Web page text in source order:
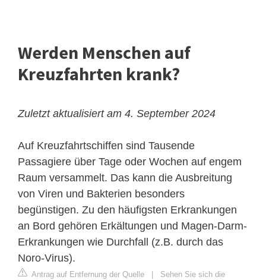
Werden Menschen auf
Kreuzfahrten krank?
Zuletzt aktualisiert am 4. September 2024
Auf Kreuzfahrtschiffen sind Tausende
Passagiere über Tage oder Wochen auf engem
Raum versammelt. Das kann die Ausbreitung
von Viren und Bakterien besonders
begünstigen. Zu den häufigsten Erkrankungen
an Bord gehören Erkältungen und Magen-Darm-
Erkrankungen wie Durchfall (z.B. durch das
Noro-Virus).
Antrag auf Entfernung der Quelle
Sehen Sie sich die